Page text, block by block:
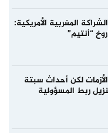
المغربية الأمريكية:
“أنتيم”
لكن أحداث سبتة
ربط المسؤولية